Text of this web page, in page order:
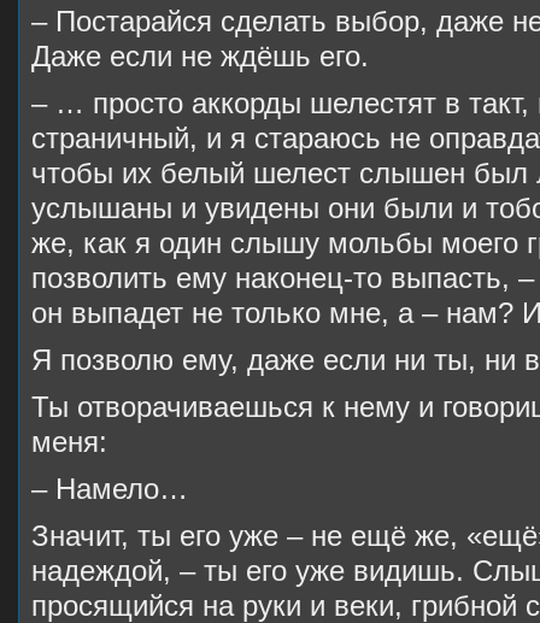
– Постарайся сделать выбор, даже
Даже если не ждёшь его.
– … просто аккорды шелестят в
страничный, и я стараюсь не
чтобы их белый шелест слышен
услышаны и увидены они были и
же, как я один слышу мольбы моего
позволить ему наконец-то выпасть,
он выпадет не только мне, а – нам?
Я позволю ему, даже если ни ты, ни
Ты отворачиваешься к нему и
меня:
– Намело…
Значит, ты его уже – не ещё же,
надеждой, – ты его уже видишь.
просящийся на руки и веки, грибной